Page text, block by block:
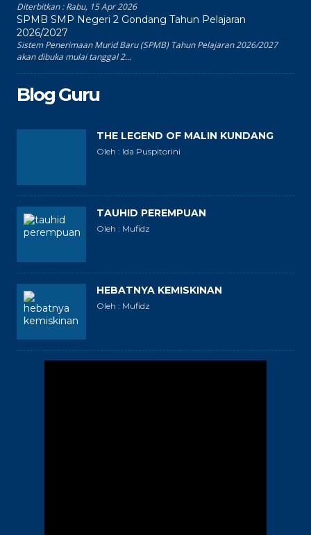
Diterbitkan :Rabu, 15 Apr 2026
SPMB SMP Negeri 2 Gondang Tahun Pelajaran
2026/2027
Sistem Penerimaan Murid Baru (SPMB) Tahun Pelajaran 2026/2027
akan dibuka mulai tanggal 2...
Blog Guru
THE LEGEND OF MALIN KUNDANG
Oleh : Ida Puspitorini
TAUHID PEREMPUAN
Oleh : Mufidz
HEBATNYA KEMISKINAN
Oleh : Mufidz